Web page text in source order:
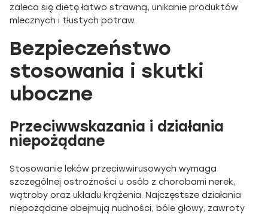
zaleca się dietę łatwo strawną, unikanie produktów
mlecznych i tłustych potraw.
Bezpieczeństwo
stosowania i skutki
uboczne
Przeciwwskazania i działania
niepożądane
Stosowanie leków przeciwwirusowych wymaga
szczególnej ostrożności u osób z chorobami nerek,
wątroby oraz układu krążenia. Najczęstsze działania
niepożądane obejmują nudności, bóle głowy, zawroty